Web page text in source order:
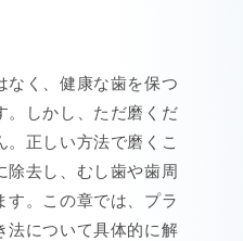
なく、健康な歯を保つ
。しかし、ただ磨くだ
。正しい方法で磨くこ
除去し、むし歯や歯周
す。この章では、プラ
法について具体的に解